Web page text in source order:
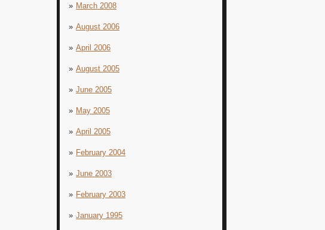
March 2008
August 2006
April 2006
August 2005
June 2005
May 2005
April 2005
February 2004
June 2003
February 2003
January 1995